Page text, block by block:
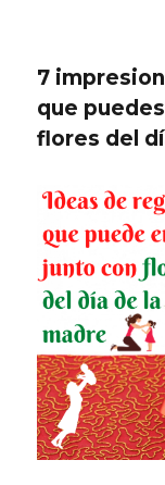
7
que
flores del